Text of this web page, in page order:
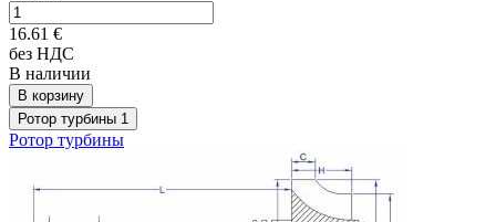
16.61 €
без НДС
В наличии
В корзину
Ротор турбины 1
Ротор турбины